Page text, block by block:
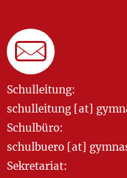
Schulleitung:
schulleitung [at]
Schulbüro:
schulbuero [at]
Sekretariat: